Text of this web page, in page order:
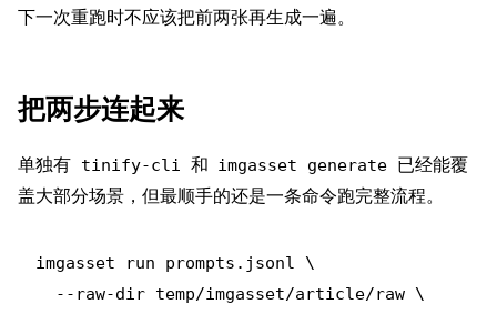
下一次重跑时不应该把前两张再生成一遍。
把两步连起来
单独有 tinify-cli 和 imgasset generate 已经能覆
盖大部分场景，但最顺手的还是一条命令跑完整流程。
imgasset run prompts.jsonl \
  --raw-dir temp/imgasset/article/raw \